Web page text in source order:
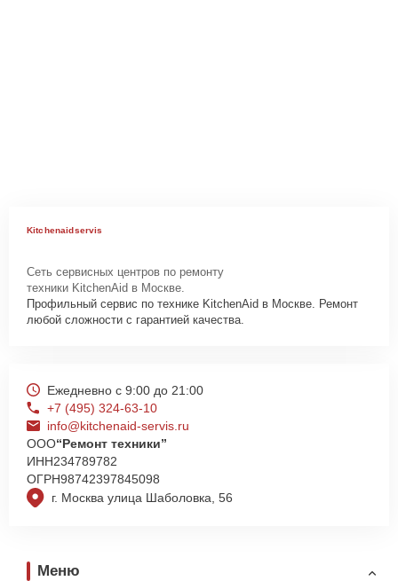
Kitchenaidservis
Сеть сервисных центров по ремонту
техники KitchenAid в Москве.
Профильный сервис по технике KitchenAid в Москве. Ремонт
любой сложности с гарантией качества.
г. Москва улица Шаболовка, 56
Ежедневно с 9:00 до 21:00
+7 (495) 324-63-10
info@kitchenaid-servis.ru
ООО“Ремонт техники”
ИНН234789782
ОГРН98742397845098
Меню